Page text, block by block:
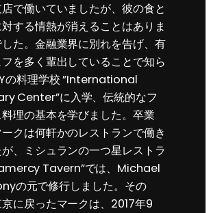
で働いていましたが、彼の食と
する情熱が消えることはありま
た。金融業界に別れを告げ、有
を多く輩出していることで知ら
の料理学校 ”International
Center”に入学、伝統的なフ
理の基本を学びました。卒業
クは何軒かのレストランで働き
が、ミシュランの一つ星レストラ
Tavern”では、Michael
の元で修行しました。その
に戻ったマークは、2017年9